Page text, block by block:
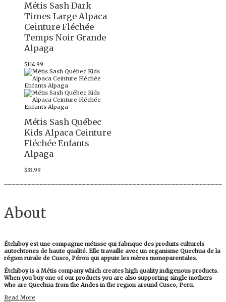
Métis Sash Dark
Times Large Alpaca
Ceinture Fléchée
Temps Noir Grande
Alpaga
$114.99
Métis Sash Québec
Kids Alpaca Ceinture
Fléchée Enfants
Alpaga
$33.99
About
Étchiboy est une compagnie métisse qui fabrique des produits culturels
autochtones de haute qualité. Elle travaille avec un organisme Quechua de la
région rurale de Cusco, Pérou qui appuie les mères monoparentales.
Étchiboy is a Métis company which creates high quality indigenous products.
When you buy one of our products you are also supporting single mothers
who are Quechua from the Andes in the region around Cusco, Peru.
Read More